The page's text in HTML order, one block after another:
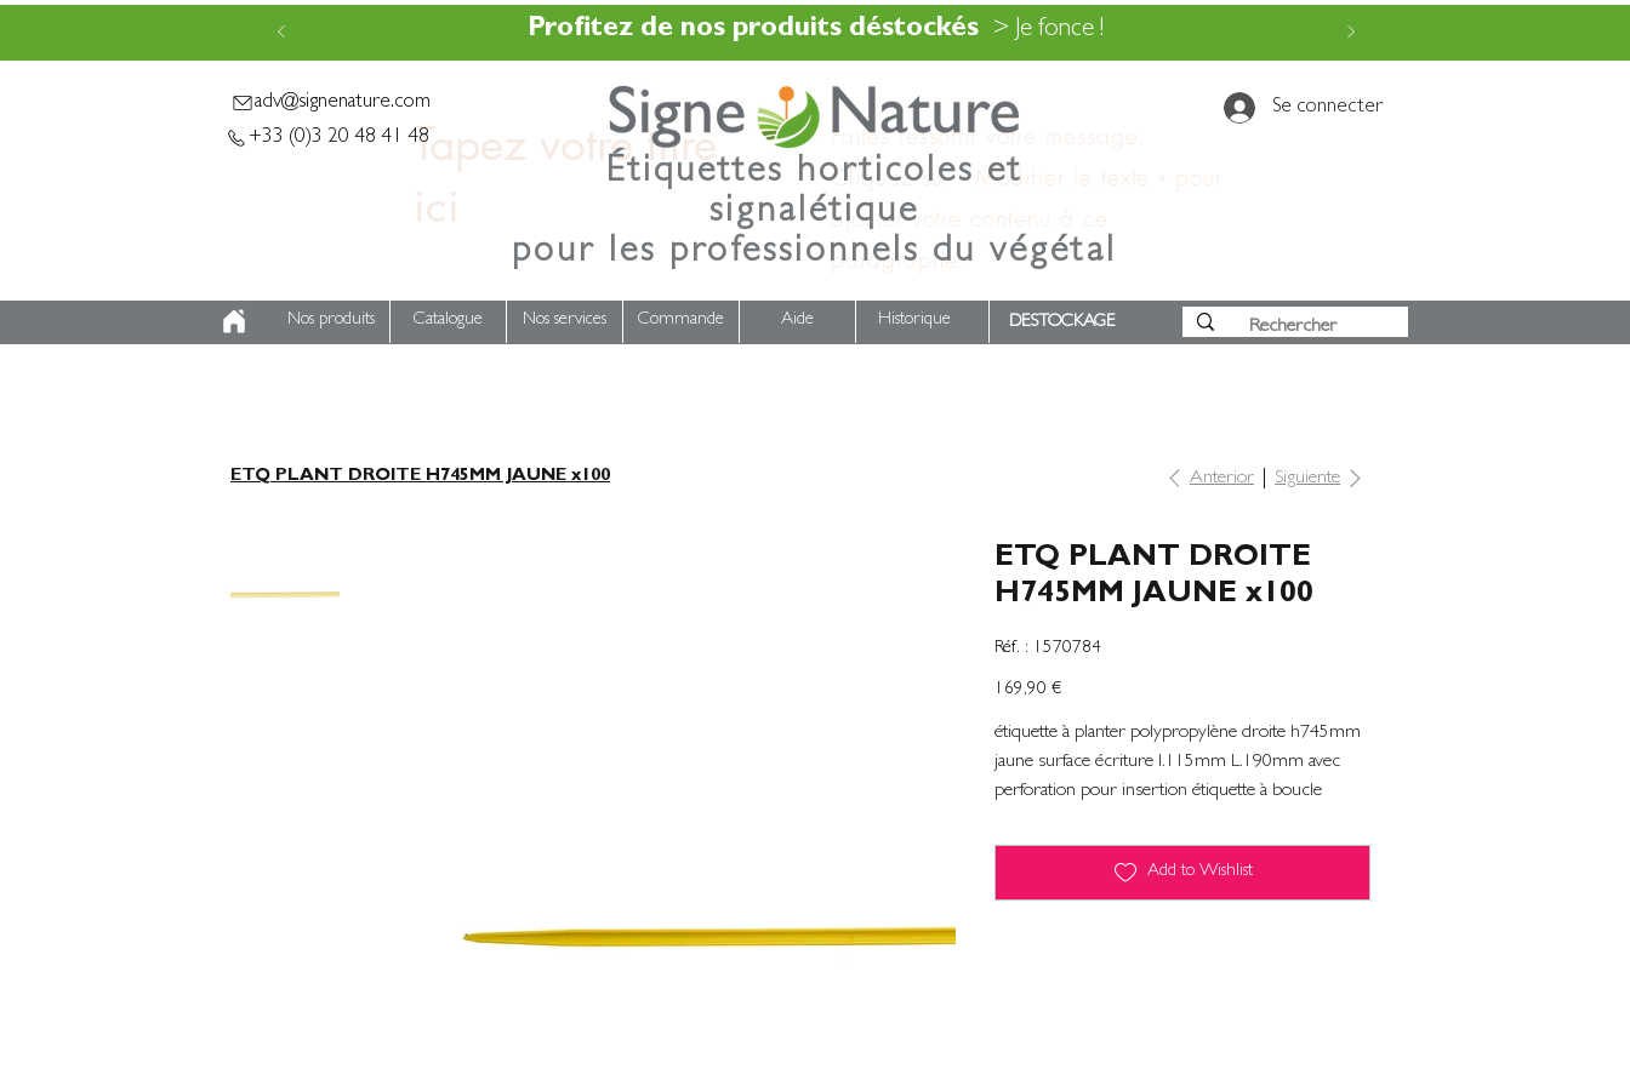
Profitez de nos produits déstockés > Je fonce !
Tapez votre titre
Faites ressortir votre message.
Cliquez sur « Modifier le texte » pour
ajouter votre contenu à ce
paragraphe.
adv@signenature.com
+33 (0)3 20 48 41 48
Se connecter
Étiquettes horticoles et
signalétique
pour les professionnels du végétal
Nos produits Catalogue Nos services Commande Aide Historique DESTOCKAGE
ETQ PLANT DROITE H745MM JAUNE x100 Anterior Siguiente
ETQ PLANT DROITE
H745MM JAUNE x100
Réf. :
SKU
1570784
1570784
Precio
169,90 €
étiquette à planter polypropylène droite h745mm
jaune surface écriture l.115mm L.190mm avec
perforation pour insertion étiquette à boucle
Add to Wishlist